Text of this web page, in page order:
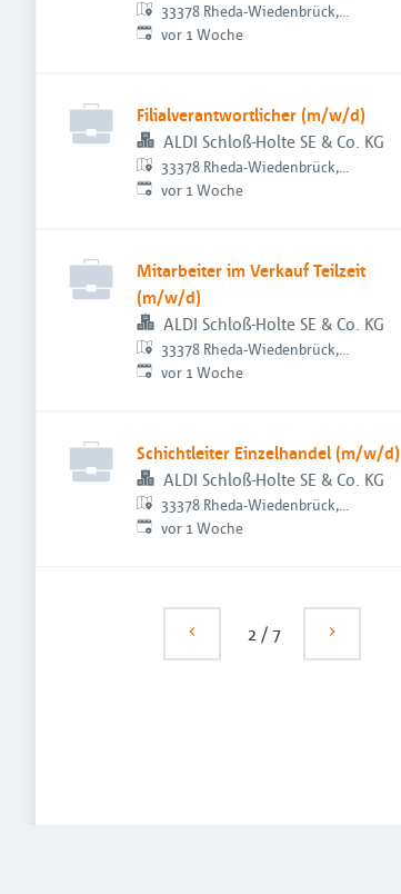
33378 Rheda-Wiedenbrück,
Deutschland
Veröffentlicht:
vor 1 Woche
Filialverantwortlicher (m/w/d)
ALDI Schloß-Holte SE & Co. KG
33378 Rheda-Wiedenbrück,
Deutschland
Veröffentlicht:
vor 1 Woche
Mitarbeiter im Verkauf Teilzeit
(m/w/d)
ALDI Schloß-Holte SE & Co. KG
33378 Rheda-Wiedenbrück,
Deutschland
Veröffentlicht:
vor 1 Woche
Schichtleiter Einzelhandel (m/w/d)
ALDI Schloß-Holte SE & Co. KG
33378 Rheda-Wiedenbrück,
Deutschland
Veröffentlicht:
vor 1 Woche
2 / 7